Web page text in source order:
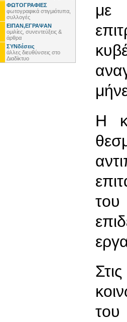
ΦΩΤΟΓΡΑΦΙΕΣ
φωτογραφικά στιγμιότυπα,
συλλογές
ΕΙΠΑΝ,ΕΓΡΑΨΑΝ
ομιλίες, συνεντεύξεις &
άρθρα
ΣΥΝδέσεις
άλλες διευθύνσεις στο
Διαδίκτυο
με
Η
του